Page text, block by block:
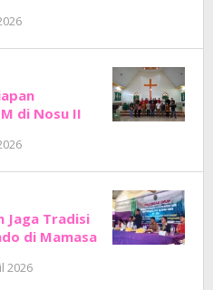
Junaedi
di Nosu II
Junaedi
Jaga Tradisi
di Mamasa
2026